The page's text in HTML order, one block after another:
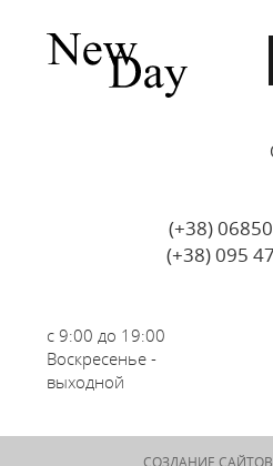
(+38)
(+38) 095
с 9:00 до 19:00
Воскресенье -
выходной
СОЗДАНИЕ